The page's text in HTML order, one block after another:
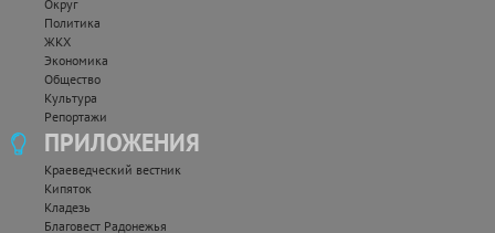
Округ
Политика
ЖКХ
Экономика
Общество
Культура
Репортажи
ПРИЛОЖЕНИЯ
Краеведческий вестник
Кипяток
Кладезь
Благовест Радонежья